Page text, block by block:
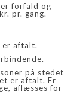
forfald og
pr. gang.
er aftalt.
på stedet
er aftalt. Er
aflæsses for